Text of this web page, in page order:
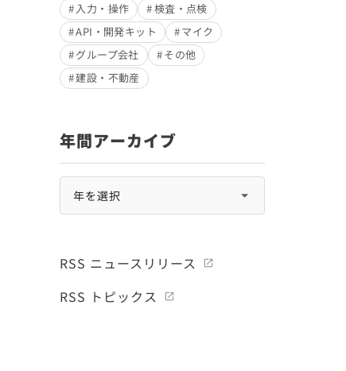
入力・操作
検査・点検
API・開発キット
マイク
グループ会社
その他
建設・不動産
年間アーカイブ
RSS ニュースリリース
RSS トピックス